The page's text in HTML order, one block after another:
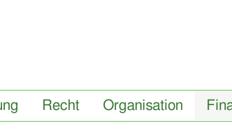
Recht Organisation